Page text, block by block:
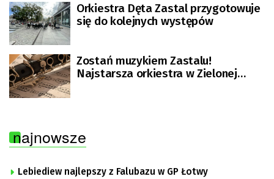
Orkiestra Dęta Zastal przygotowuje
się do kolejnych występów
Zostań muzykiem Zastalu!
Najstarsza orkiestra w Zielonej
najnowsze
Lebiediew najlepszy z Falubazu w GP Łotwy